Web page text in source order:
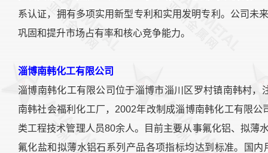
系认证，拥有多项实用新型专利和实用发明专利。公司未
巩固和提升市场占有率和核心竞争能力。
淄博南韩化工有限公司
淄博南韩化工有限公司位于淄博市淄川区罗村镇南韩村
南韩社会福利化工厂，2002年改制成淄博南韩化工有限
类工程技术管理人员80余人。目前主要从事氟化铝、拟薄
氟化盐和拟薄水铝石系列产品各项指标均达到标准。国